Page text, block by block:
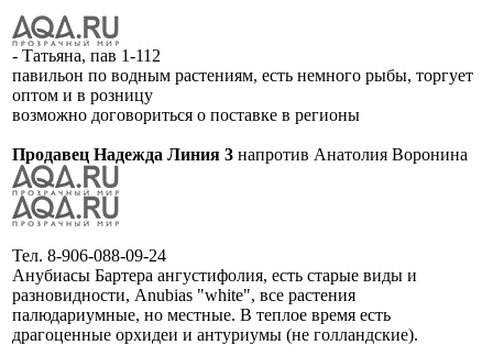
- Татьяна, пав 1-112
павильон по водным растениям, есть немного рыбы, торгует
оптом и в розницу
возможно договориться о поставке в регионы
Продавец Надежда Линия 3 напротив Анатолия Воронина
Тел. 8-906-088-09-24
Анубиасы Бартера ангустифолия, есть старые виды и
разновидности, Anubias "white", все растения
палюдариумные, но местные. В теплое время есть
драгоценные орхидеи и антуриумы (не голландские).